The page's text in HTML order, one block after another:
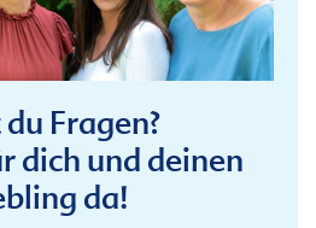
Fragen?
dich und deinen
da!